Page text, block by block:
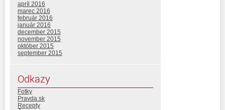
apríl 2016
marec 2016
február 2016
január 2016
december 2015
november 2015
október 2015
september 2015
Odkazy
Fotky
Pravda.sk
Recepty